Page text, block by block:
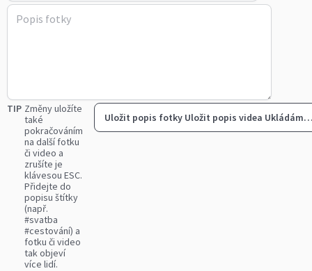
TIP Změny uložíte
také
pokračováním
na další fotku
či video a
zrušíte je
klávesou ESC.
Přidejte do
popisu štítky
(např.
#svatba
#cestování) a
fotku či video
tak objeví
více lidí.
Uložit popis fotky Uložit popis videa